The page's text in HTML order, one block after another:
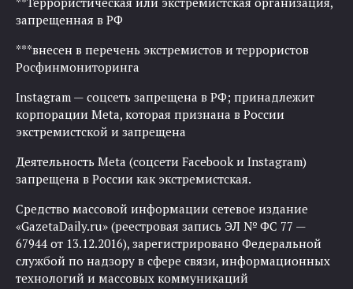
запрещенная в РФ
***внесен в перечень экстремистов и террористов
Росфинмониторинга
Instagram — соцсеть запрещена в РФ; принадлежит
корпорации Meta, которая признана в России
экстремистской и запрещена
Деятельность Meta (соцсети Facebook и Instagram)
запрещена в России как экстремистская.
Средство массовой информации сетевое издание
«GazetaDaily.ru» (реестровая запись ЭЛ № ФС 77 —
67944 от 13.12.2016), зарегистрировано Федеральной
службой по надзору в сфере связи, информационных
технологий и массовых коммуникаций